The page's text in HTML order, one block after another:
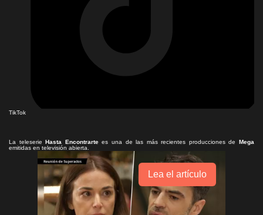
TikTok
La teleserieHasta Encontrartees una de las más recientes producciones deMega
emitidas en televisión abierta.
Lea el artículo